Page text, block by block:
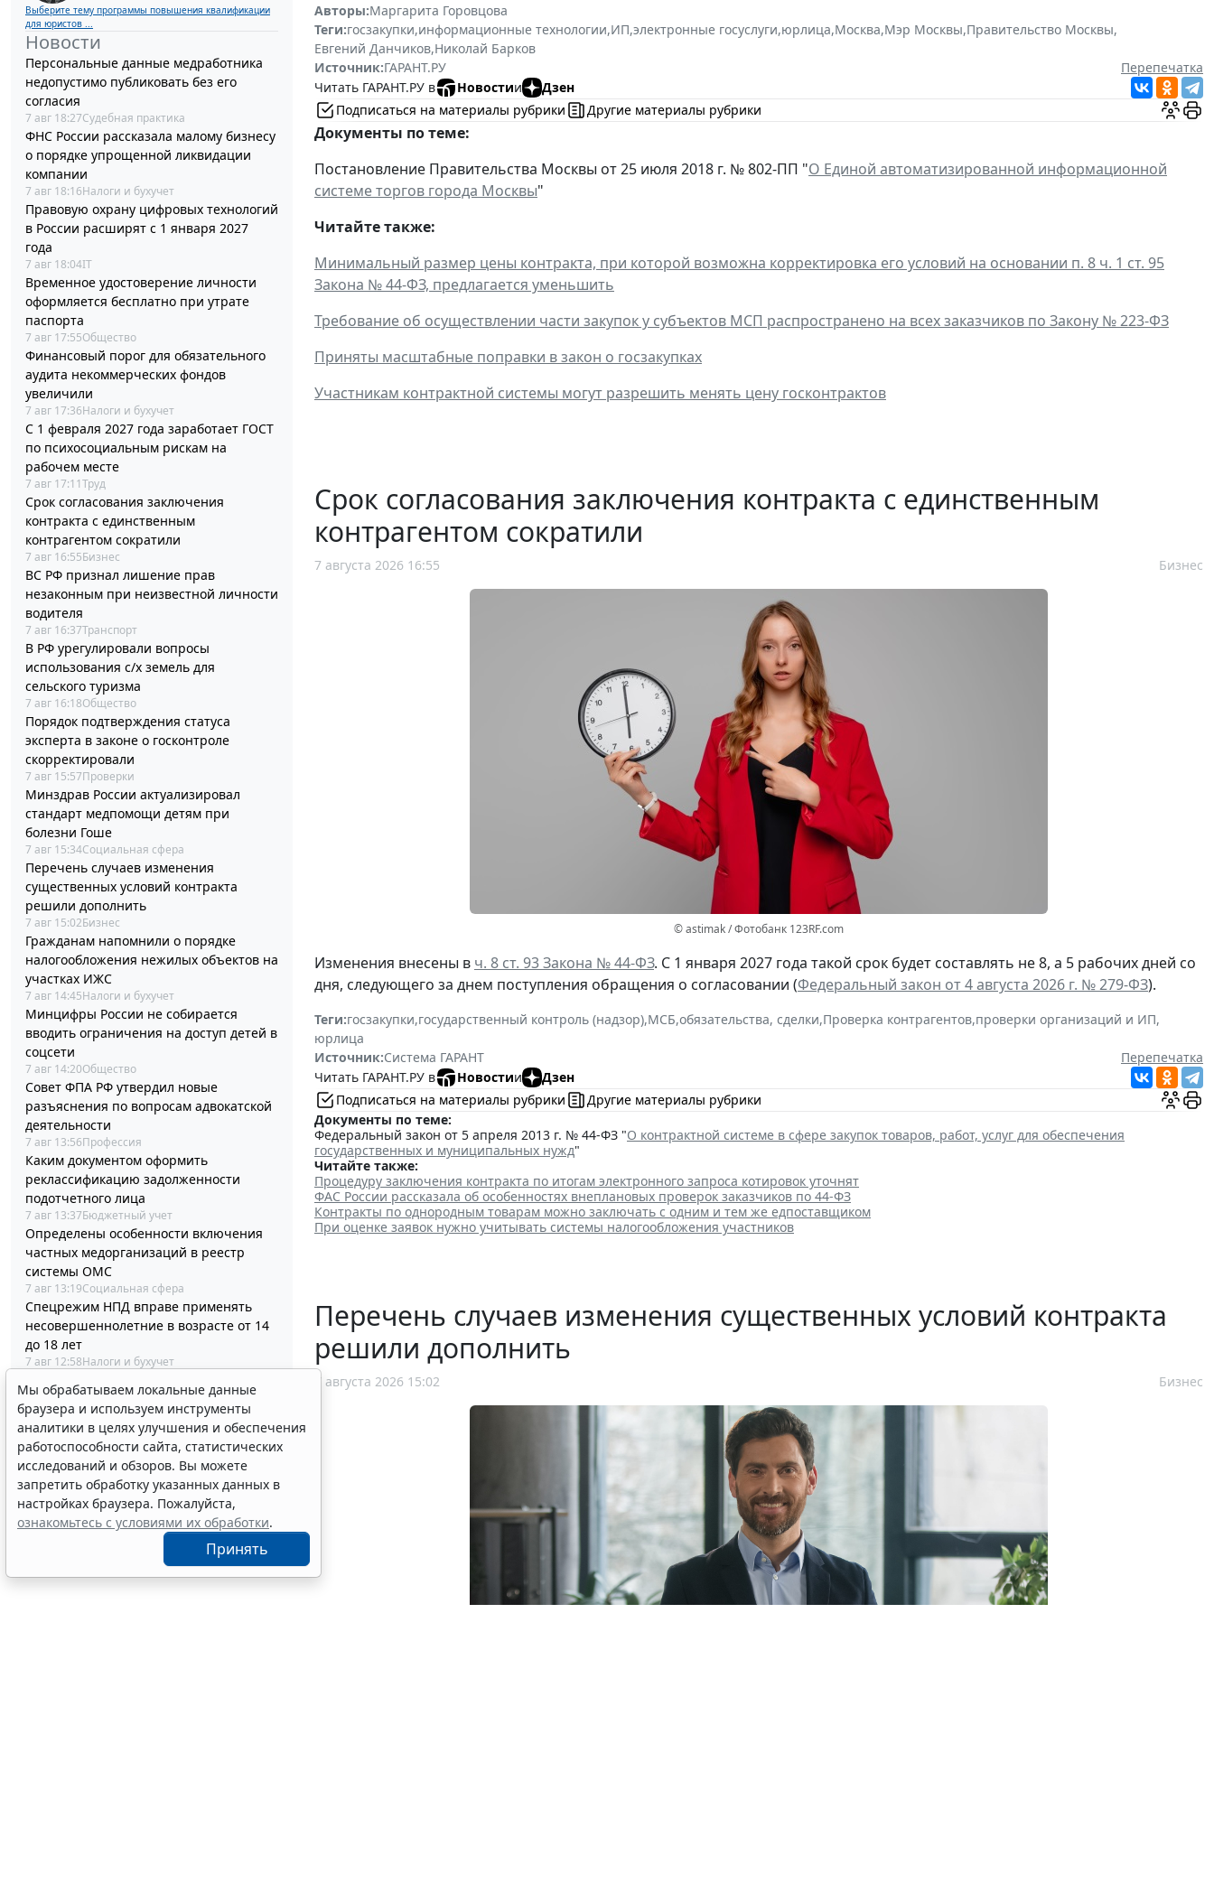
Выберите тему программы повышения квалификации
для юристов ...
Новости
Персональные данные медработника
недопустимо публиковать без его
согласия
7 авг 18:27Судебная практика
ФНС России рассказала малому бизнесу
о порядке упрощенной ликвидации
компании
7 авг 18:16Налоги и бухучет
Правовую охрану цифровых технологий
в России расширят с 1 января 2027
года
7 авг 18:04IT
Временное удостоверение личности
оформляется бесплатно при утрате
паспорта
7 авг 17:55Общество
Финансовый порог для обязательного
аудита некоммерческих фондов
увеличили
7 авг 17:36Налоги и бухучет
С 1 февраля 2027 года заработает ГОСТ
по психосоциальным рискам на
рабочем месте
7 авг 17:11Труд
Срок согласования заключения
контракта с единственным
контрагентом сократили
7 авг 16:55Бизнес
ВС РФ признал лишение прав
незаконным при неизвестной личности
водителя
7 авг 16:37Транспорт
В РФ урегулировали вопросы
использования с/х земель для
сельского туризма
7 авг 16:18Общество
Порядок подтверждения статуса
эксперта в законе о госконтроле
скорректировали
7 авг 15:57Проверки
Минздрав России актуализировал
стандарт медпомощи детям при
болезни Гоше
7 авг 15:34Социальная сфера
Перечень случаев изменения
существенных условий контракта
решили дополнить
7 авг 15:02Бизнес
Гражданам напомнили о порядке
налогообложения нежилых объектов на
участках ИЖС
7 авг 14:45Налоги и бухучет
Минцифры России не собирается
вводить ограничения на доступ детей в
соцсети
7 авг 14:20Общество
Совет ФПА РФ утвердил новые
разъяснения по вопросам адвокатской
деятельности
7 авг 13:56Профессия
Каким документом оформить
реклассификацию задолженности
подотчетного лица
7 авг 13:37Бюджетный учет
Определены особенности включения
частных медорганизаций в реестр
системы ОМС
7 авг 13:19Социальная сфера
Спецрежим НПД вправе применять
несовершеннолетние в возрасте от 14
до 18 лет
7 авг 12:58Налоги и бухучет
соответствие идентифицирующим
признакам
7 авг 12:34Транспорт
В Госдуме предложили заменить ЕГЭ
аттестацией в форме государственного
экзамена
7 авг 12:15Образование
Авторы:Маргарита Горовцова
Теги:госзакупки,информационные технологии,ИП,электронные госуслуги,юрлица,Москва,Мэр Москвы,Правительство Москвы,
Евгений Данчиков,Николай Барков
Источник:ГАРАНТ.РУ
Перепечатка
Читать ГАРАНТ.РУ в
Новостии
Дзен
Подписаться на материалы рубрики
Другие материалы рубрики
Документы по теме:
Постановление Правительства Москвы от 25 июля 2018 г. № 802-ПП "О Единой автоматизированной информационной
системе торгов города Москвы"
Читайте также:
Минимальный размер цены контракта, при которой возможна корректировка его условий на основании п. 8 ч. 1 ст. 95
Закона № 44-ФЗ, предлагается уменьшить
Требование об осуществлении части закупок у субъектов МСП распространено на всех заказчиков по Закону № 223-ФЗ
Приняты масштабные поправки в закон о госзакупках
Участникам контрактной системы могут разрешить менять цену госконтрактов
Срок согласования заключения контракта с единственным
контрагентом сократили
7 августа 2026 16:55 Бизнес
© astimak / Фотобанк 123RF.com
Изменения внесены в ч. 8 ст. 93 Закона № 44-ФЗ. С 1 января 2027 года такой срок будет составлять не 8, а 5 рабочих дней со
дня, следующего за днем поступления обращения о согласовании (Федеральный закон от 4 августа 2026 г. № 279-ФЗ).
Теги:госзакупки,государственный контроль (надзор),МСБ,обязательства, сделки,Проверка контрагентов,проверки организаций и ИП,
юрлица
Источник:Система ГАРАНТ
Перепечатка
Читать ГАРАНТ.РУ в
Новостии
Дзен
Подписаться на материалы рубрики
Другие материалы рубрики
Документы по теме:
Федеральный закон от 5 апреля 2013 г. № 44-ФЗ "О контрактной системе в сфере закупок товаров, работ, услуг для обеспечения
государственных и муниципальных нужд"
Читайте также:
Процедуру заключения контракта по итогам электронного запроса котировок уточнят
ФАС России рассказала об особенностях внеплановых проверок заказчиков по 44-ФЗ
Контракты по однородным товарам можно заключать с одним и тем же едпоставщиком
При оценке заявок нужно учитывать системы налогообложения участников
Перечень случаев изменения существенных условий контракта
решили дополнить
7 августа 2026 15:02 Бизнес
Мы обрабатываем локальные данные
браузера и используем инструменты
аналитики в целях улучшения и обеспечения
работоспособности сайта, статистических
исследований и обзоров. Вы можете
запретить обработку указанных данных в
настройках браузера. Пожалуйста,
ознакомьтесь с условиями их обработки.
Принять